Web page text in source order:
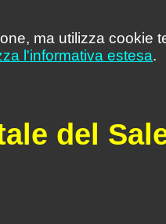
ma utilizza
l'informativa estesa.
del